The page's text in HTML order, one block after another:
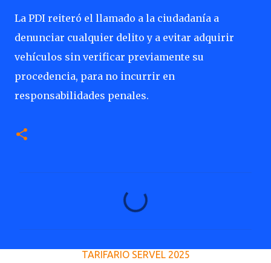
La PDI reiteró el llamado a la ciudadanía a
denunciar cualquier delito y a evitar adquirir
vehículos sin verificar previamente su
procedencia, para no incurrir en
responsabilidades penales.
TARIFARIO SERVEL 2025